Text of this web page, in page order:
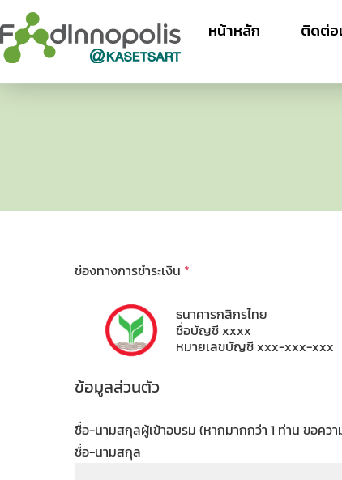
หน้าหลัก ติดต่อ
ช่องทางการชำระเงิน *
ธนาคารกสิกรไทย
ชื่อบัญชี xxxx
หมายเลขบัญชี xxx-xxx-xxx
ข้อมูลส่วนตัว
ชื่อ-นามสกุลผู้เข้าอบรม (หากมากกว่า 1 ท่าน ขอคว
ชื่อ-นามสกุล